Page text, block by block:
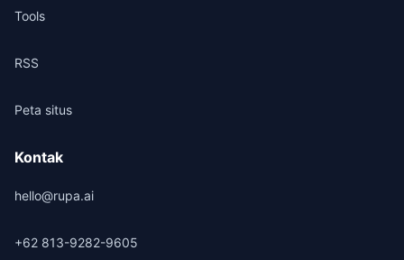
Tools
RSS
Peta situs
Kontak
hello@rupa.ai
+62 813-9282-9605